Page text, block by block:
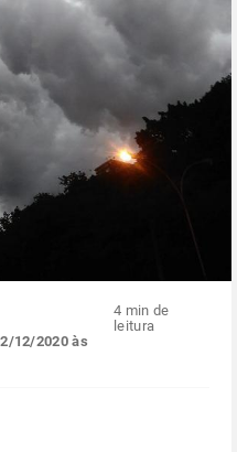
12/2020 às
4 min de
leitura